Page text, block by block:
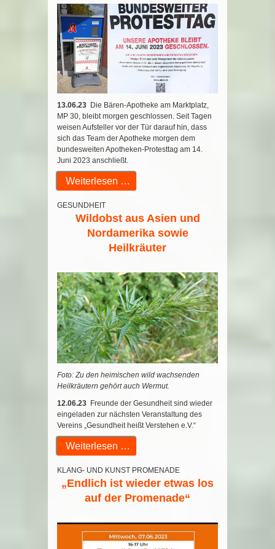
13.06.23 Die Bären-Apotheke am Marktplatz,
MP 30, bleibt morgen geschlossen. Seit Tagen
weisen Aufsteller vor der Tür darauf hin, dass
sich das Team der Apotheke morgen dem
bundesweiten Apotheken-Protesttag am 14.
Juni 2023 anschließt.
Weiterlesen …
GESUNDHEIT
Wildobst aus Asien und
Nordamerika sowie
Heilkräuter
Foto: Zu den heimischen wild wachsenden
Heilkräutern gehört auch Wermut.
12.06.23 Freunde der Gesundheit sind wieder
eingeladen zur nächsten Veranstaltung des
Vereins „Gesundheit heißt Verstehen e.V.“
Weiterlesen …
KLANG- UND KUNST PROMENADE
„Endlich ist wieder etwas los
auf der Promenade“